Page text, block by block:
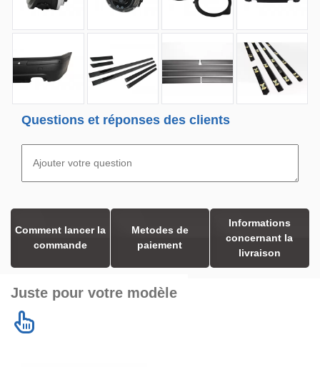
Questions et réponses des clients
Comment lancer la
commande
Metodes de
paiement
Informations
concernant la
livraison
Juste pour votre modèle